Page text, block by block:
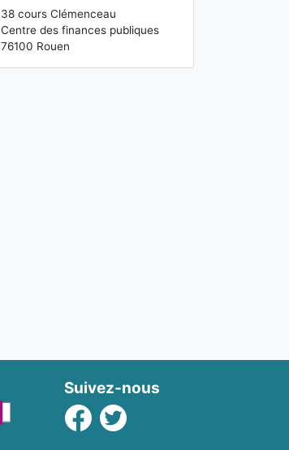
38 cours Clémenceau
Centre des finances publiques
76100 Rouen
Suivez-nous
Facebook
Twitter